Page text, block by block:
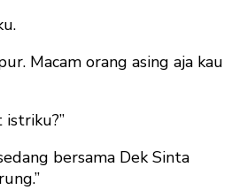
Macam orang asing aja kau
istriku?”
bersama Dek Sinta